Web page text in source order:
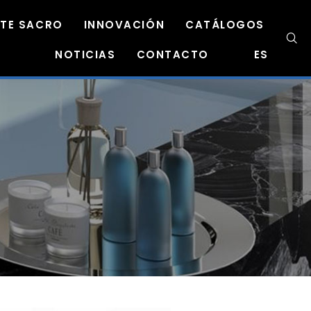
IDEAS DE
DECORACIÓN CON
SACRO INNOVACIÓN CATÁLOGOS
NOTICIAS CONTACTO ES